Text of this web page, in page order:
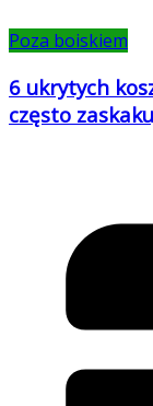
Poza boiskiem
6 ukrytych
często